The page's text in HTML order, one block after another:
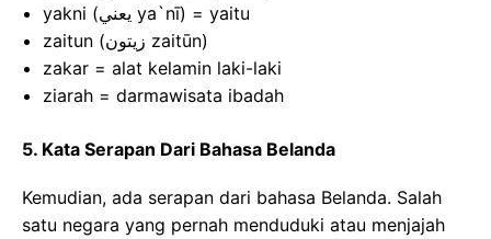
yakni (يعني ya`nī) = yaitu
zaitun (زيتون zaitūn)
zakar = alat kelamin laki-laki
ziarah = darmawisata ibadah
5. Kata Serapan Dari Bahasa Belanda
Kemudian, ada serapan dari bahasa Belanda. Salah
satu negara yang pernah menduduki atau menjajah